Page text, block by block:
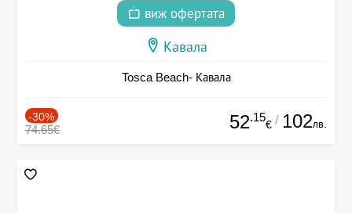
виж офертата
Кавала
Tosca Beach- Кавала
-30%
74.65€ 52.15
€ / 102лв.